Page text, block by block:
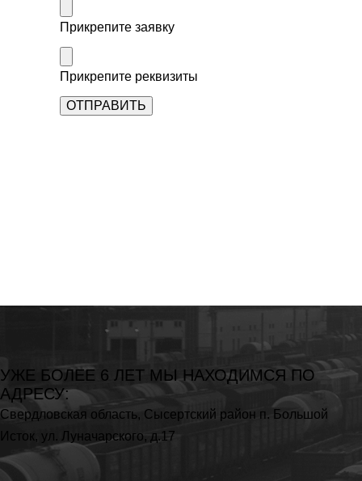
Прикрепите заявку
Прикрепите реквизиты
УЖЕ БОЛЕЕ 6 ЛЕТ МЫ НАХОДИМСЯ ПО
АДРЕСУ:
Свердловская область, Сысертский район п. Большой
Исток, ул. Луначарского, д.17